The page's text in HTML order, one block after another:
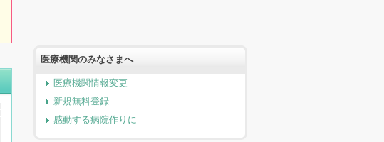
医療機関のみなさまへ
医療機関情報変更
新規無料登録
感動する病院作りに